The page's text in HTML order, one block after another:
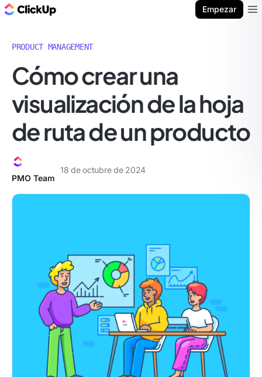
Empezar
PRODUCT MANAGEMENT
Cómo crear una
visualización de la hoja
de ruta de un producto
PMO Team
18 de octubre de 2024